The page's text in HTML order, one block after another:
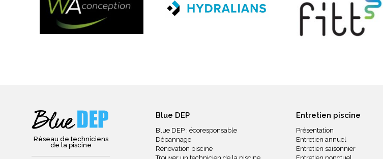
Réseau de techniciens
de la piscine
Blue DEP
Blue DEP : écoresponsable
Dépannage
Rénovation piscine
Entretien piscine
Présentation
Entretien annuel
Entretien saisonnier